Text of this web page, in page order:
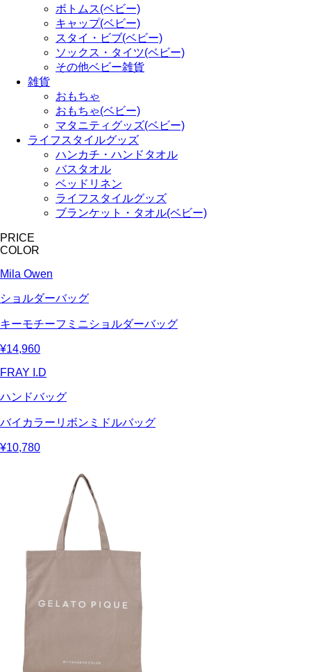
ボトムス(ベビー)
キャップ(ベビー)
スタイ・ビブ(ベビー)
ソックス・タイツ(ベビー)
その他ベビー雑貨
雑貨
おもちゃ
おもちゃ(ベビー)
マタニティグッズ(ベビー)
ライフスタイルグッズ
ハンカチ・ハンドタオル
バスタオル
ベッドリネン
ライフスタイルグッズ
ブランケット・タオル(ベビー)
PRICE
COLOR
Mila Owen
ショルダーバッグ
キーモチーフミニショルダーバッグ
¥14,960
FRAY I.D
ハンドバッグ
バイカラーリボンミドルバッグ
¥10,780